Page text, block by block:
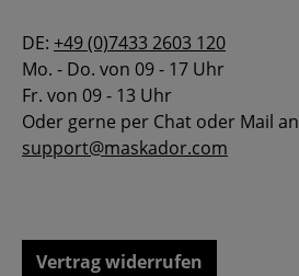
DE: +49 (0)7433 2603 120
Mo. - Do. von 09 - 17 Uhr
Fr. von 09 - 13 Uhr
Oder gerne per Chat oder Mail an
support@maskador.com
Vertrag widerrufen